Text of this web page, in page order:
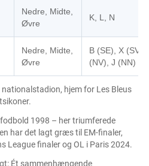
Nedre, Midte,
Øvre
K, L, N
Nedre, Midte,
Øvre
B (SE), X (SV),
(NV), J (NN)
hjem for Les Bleus
1998 – her triumferede
har det lagt græs til EM-finaler,
League finaler og OL i Paris 2024.
Ét sammenhængende